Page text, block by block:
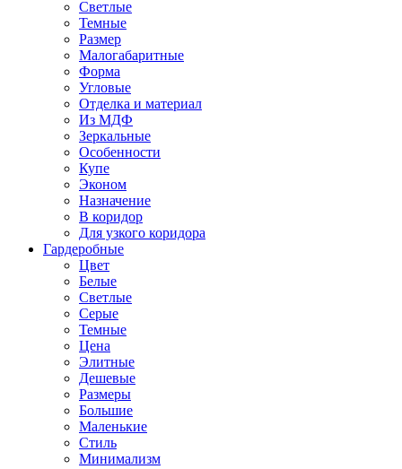
Светлые
Темные
Размер
Малогабаритные
Форма
Угловые
Отделка и материал
Из МДФ
Зеркальные
Особенности
Купе
Эконом
Назначение
В коридор
Для узкого коридора
Гардеробные
Цвет
Белые
Светлые
Серые
Темные
Цена
Элитные
Дешевые
Размеры
Большие
Маленькие
Стиль
Минимализм